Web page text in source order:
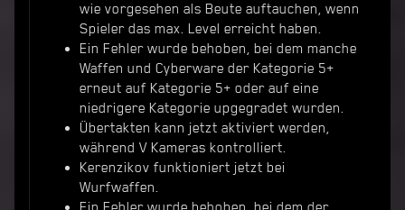
wie vorgesehen als Beute auftauchen, wenn
Spieler das max. Level erreicht haben.
Ein Fehler wurde behoben, bei dem manche
Waffen und Cyberware der Kategorie 5+
erneut auf Kategorie 5+ oder auf eine
niedrigere Kategorie upgegradet wurden.
Übertakten kann jetzt aktiviert werden,
während V Kameras kontrolliert.
Kerenzikov funktioniert jetzt bei
Wurfwaffen.